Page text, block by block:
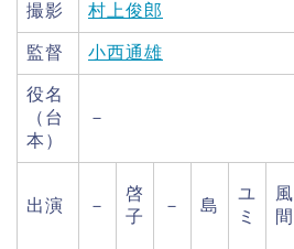
撮影 村上俊郎
監督 小西通雄
役名
（台
本）
－
出演 －
啓
子
－ 島
ユ
ミ
風
間